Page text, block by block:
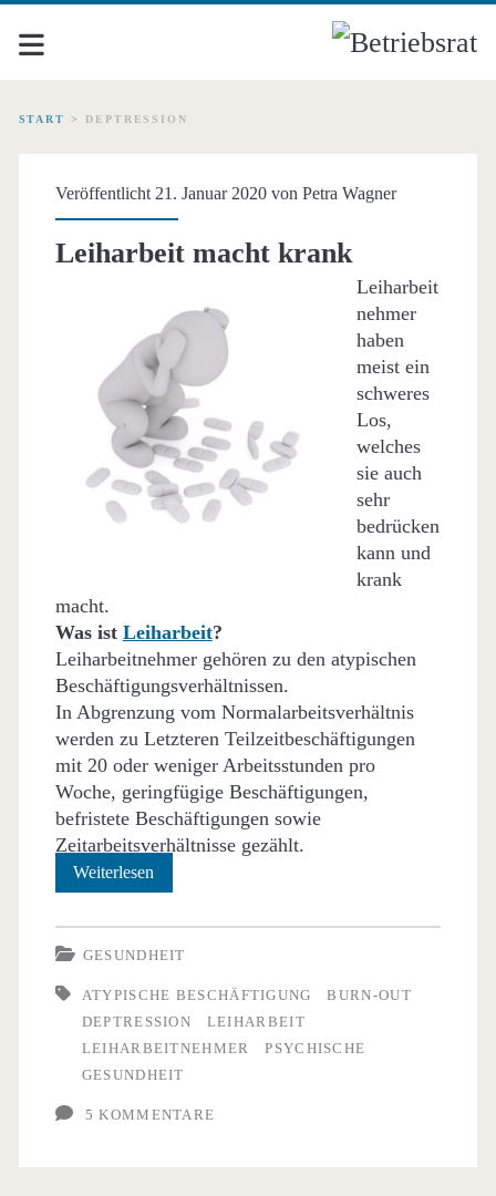
START > DEPTRESSION
Schlagwort:
<span>Deptression</
Veröffentlicht 21. Januar 2020 von Petra Wagner
Leiharbeit macht krank
Leiharbeit
nehmer
haben
meist ein
schweres
Los,
welches
sie auch
sehr
bedrücken
kann und
krank
macht.
Was ist Leiharbeit?
Leiharbeitnehmer gehören zu den atypischen
Beschäftigungsverhältnissen.
In Abgrenzung vom Normalarbeitsverhältnis
werden zu Letzteren Teilzeitbeschäftigungen
mit 20 oder weniger Arbeitsstunden pro
Woche, geringfügige Beschäftigungen,
befristete Beschäftigungen sowie
Zeitarbeitsverhältnisse gezählt.
Weiterlesen
krank
GESUNDHEIT
ATYPISCHE BESCHÄFTIGUNG
BURN-OUT
DEPTRESSION
LEIHARBEIT
LEIHARBEITNEHMER
PSYCHISCHE
GESUNDHEIT
5 KOMMENTARE